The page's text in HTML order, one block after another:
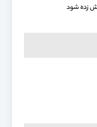
زده شود